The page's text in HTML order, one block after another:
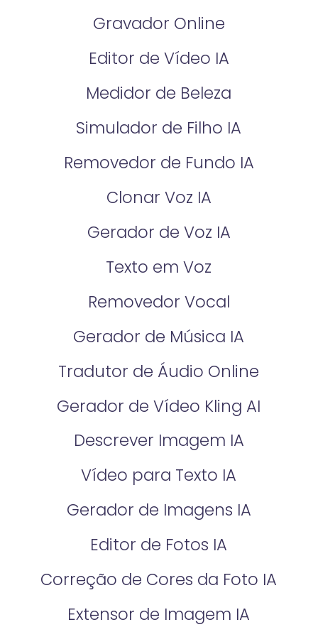
Gravador Online
Editor de Vídeo IA
Medidor de Beleza
Simulador de Filho IA
Removedor de Fundo IA
Clonar Voz IA
Gerador de Voz IA
Texto em Voz
Removedor Vocal
Gerador de Música IA
Tradutor de Áudio Online
Gerador de Vídeo Kling AI
Descrever Imagem IA
Vídeo para Texto IA
Gerador de Imagens IA
Editor de Fotos IA
Correção de Cores da Foto IA​
Extensor de Imagem IA